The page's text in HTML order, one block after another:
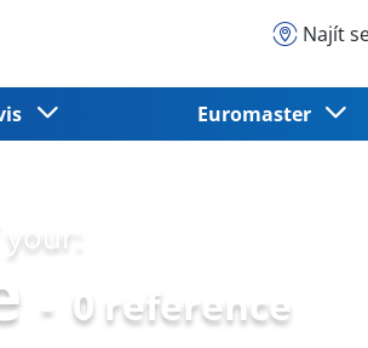
Najít
Euromaster
- 0 reference